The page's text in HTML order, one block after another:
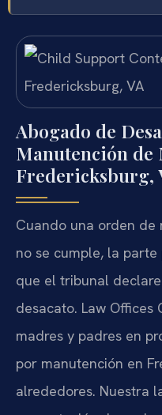
Abogado de
Manutención de
Fredericksburg,
Cuando una orden de
no se cumple, la
que el tribunal
desacato. Law Offices
madres y padres en
por manutención en
alrededores. Nuestra